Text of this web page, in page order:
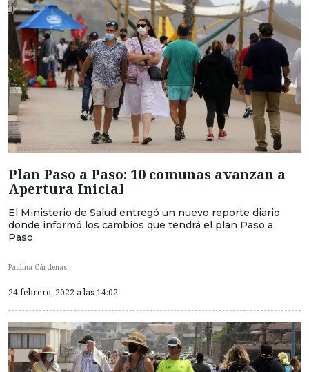
Plan Paso a Paso: 10 comunas avanzan a
Apertura Inicial
El Ministerio de Salud entregó un nuevo reporte diario
donde informó los cambios que tendrá el plan Paso a
Paso.
Paulina Cárdenas
24 febrero, 2022 a las 14:02